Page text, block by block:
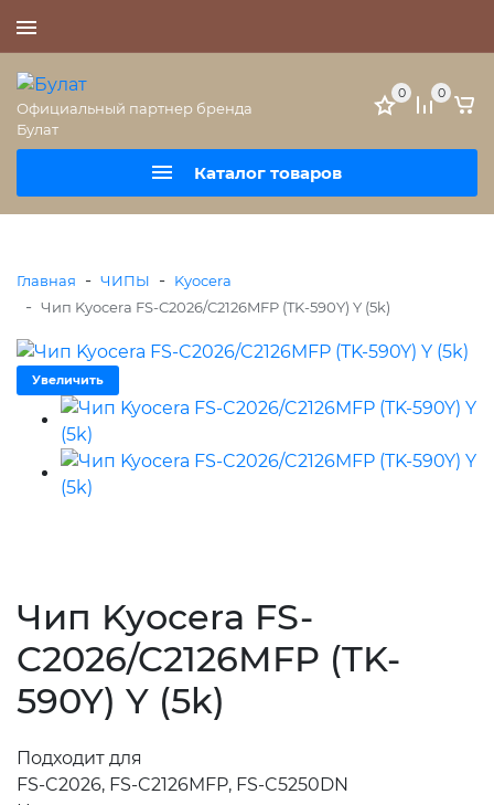
Официальный партнер бренда
Булат
Каталог товаров
0 0
Главная - ЧИПЫ - Kyocera
- Чип Kyocera FS-C2026/C2126MFP (TK-590Y) Y (5k)
Увеличить
Чип Kyocera FS-
C2026/C2126MFP (TK-
590Y) Y (5k)
Подходит для
FS-C2026, FS-C2126MFP, FS-C5250DN